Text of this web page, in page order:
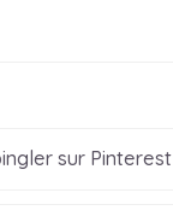
sur Pinterest